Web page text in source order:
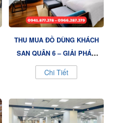
THU MUA ĐỒ DÙNG KHÁCH
SẠN QUẬN 6 – GIẢI PHÁP
TIẾT KIỆM TỪ VIỆT VƯỢNG
Chi Tiết